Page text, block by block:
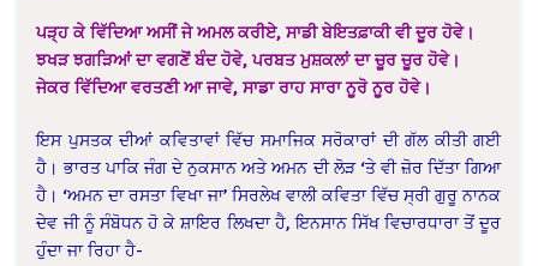
ਪੜ੍ਹ ਕੇ ਵਿੱਦਿਆ ਅਸੀਂ ਜੇ ਅਮਲ ਕਰੀਏ, ਸਾਡੀ ਬੇਇਤਫ਼ਾਕੀ ਵੀ ਦੂਰ ਹੋਵੇ।
ਝਖੜ ਝਗੜਿਆਂ ਦਾ ਵਗਣੋਂ ਬੰਦ ਹੋਵੇ, ਪਰਬਤ ਮੁਸ਼ਕਲਾਂ ਦਾ ਚੂਰ ਚੂਰ ਹੋਵੇ।
ਜੇਕਰ ਵਿੱਦਿਆ ਵਰਤਣੀ ਆ ਜਾਵੇ, ਸਾਡਾ ਰਾਹ ਸਾਰਾ ਨੂਰੋ ਨੂਰ ਹੋਵੇ।
ਇਸ ਪੁਸਤਕ ਦੀਆਂ ਕਵਿਤਾਵਾਂ ਵਿੱਚ ਸਮਾਜਿਕ ਸਰੋਕਾਰਾਂ ਦੀ ਗੱਲ ਕੀਤੀ ਗਈ
ਹੈ। ਭਾਰਤ ਪਾਕਿ ਜੰਗ ਦੇ ਨੁਕਸਾਨ ਅਤੇ ਅਮਨ ਦੀ ਲੋੜ ‘ਤੇ ਵੀ ਜ਼ੋਰ ਦਿੱਤਾ ਗਿਆ
ਹੈ। ‘ਅਮਨ ਦਾ ਰਸਤਾ ਵਿਖਾ ਜਾ’ ਸਿਰਲੇਖ ਵਾਲੀ ਕਵਿਤਾ ਵਿੱਚ ਸ੍ਰੀ ਗੁਰੂ ਨਾਨਕ
ਦੇਵ ਜੀ ਨੂੰ ਸੰਬੋਧਨ ਹੋ ਕੇ ਸ਼ਾਇਰ ਲਿਖਦਾ ਹੈ, ਇਨਸਾਨ ਸਿੱਖ ਵਿਚਾਰਧਾਰਾ ਤੋਂ ਦੂਰ
ਹੁੰਦਾ ਜਾ ਰਿਹਾ ਹੈ-